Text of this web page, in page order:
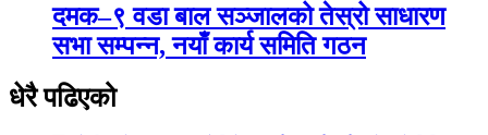
दमक–९ वडा बाल सञ्जालको तेस्रो साधारण
सभा सम्पन्न, नयाँ कार्य समिति गठन
धेरै पढिएको